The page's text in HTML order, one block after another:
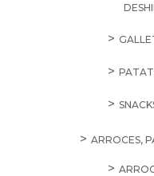
ARROCES,